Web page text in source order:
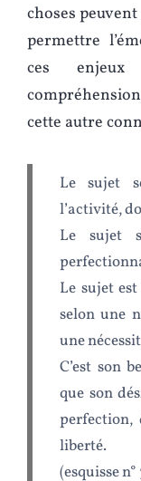
choses
permettre
ces
cette autre
Le sujet
l’activité,
Le sujet
Le sujet
selon une
une
C’est son
que son
perfection,
liberté.
(esquisse n°